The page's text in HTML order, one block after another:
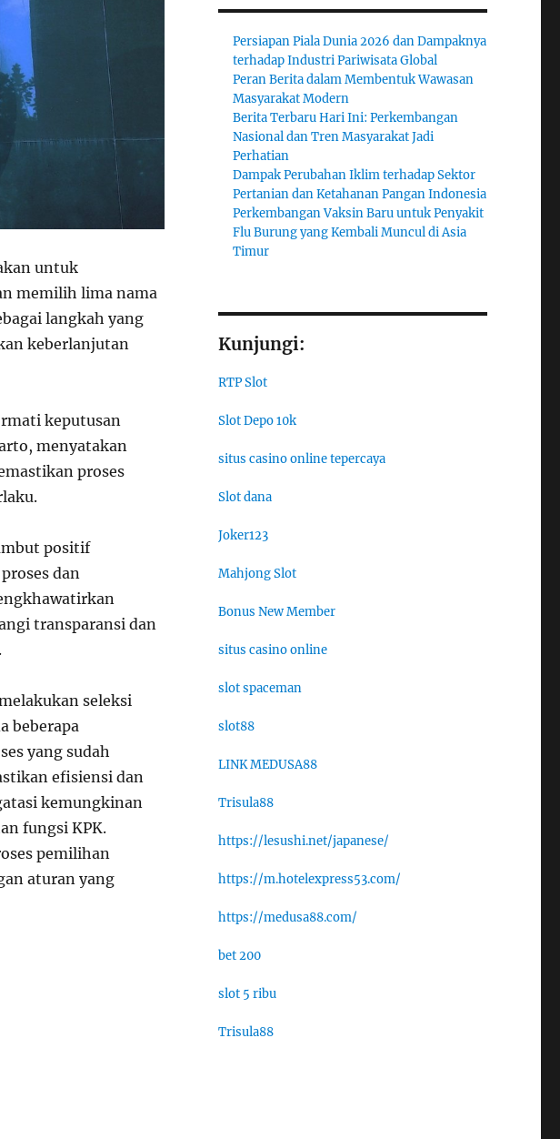
untuk
memilih lima nama
langkah yang
keberlanjutan
keputusan
menyatakan
proses
positif
dan
transparansi dan
seleksi
beberapa
yang sudah
efisiensi dan
kemungkinan
fungsi KPK.
pemilihan
aturan yang
Persiapan Piala Dunia 2026 dan Dampaknya
terhadap Industri Pariwisata Global
Peran Berita dalam Membentuk Wawasan
Masyarakat Modern
Berita Terbaru Hari Ini: Perkembangan
Nasional dan Tren Masyarakat Jadi
Perhatian
Dampak Perubahan Iklim terhadap Sektor
Pertanian dan Ketahanan Pangan Indonesia
Perkembangan Vaksin Baru untuk Penyakit
Flu Burung yang Kembali Muncul di Asia
Timur
Kunjungi:
RTP Slot
Slot Depo 10k
situs casino online tepercaya
Slot dana
Joker123
Mahjong Slot
Bonus New Member
situs casino online
slot spaceman
slot88
LINK MEDUSA88
Trisula88
https://lesushi.net/japanese/
https://m.hotelexpress53.com/
https://medusa88.com/
bet 200
slot 5 ribu
Trisula88